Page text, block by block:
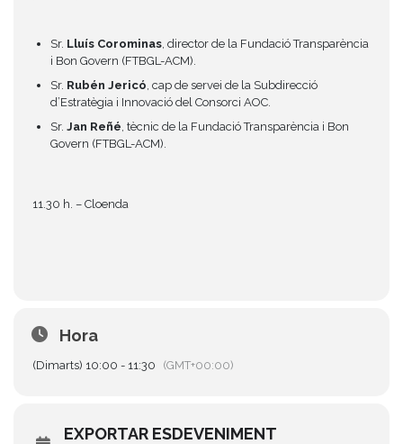
Sr. Lluís Corominas, director de la Fundació Transparència
i Bon Govern (FTBGL-ACM).
Sr. Rubén Jericó, cap de servei de la Subdirecció
d’Estratègia i Innovació del Consorci AOC.
Sr. Jan Reñé, tècnic de la Fundació Transparència i Bon
Govern (FTBGL-ACM).
11.30 h. – Cloenda
Hora
(Dimarts) 10:00 - 11:30 (GMT+00:00)
EXPORTAR ESDEVENIMENT